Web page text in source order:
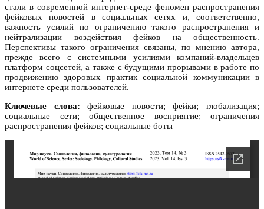
стали в современной интернет-среде феномен распространения
фейковых новостей в социальных сетях и, соответственно,
важность усилий по ограничению такого распространения и
нейтрализации воздействия фейков на общественность.
Перспективы такого ограничения связаны, по мнению автора,
прежде всего с системными усилиями компаний-владельцев
платформ соцсетей, а также с будущими прорывами в работе по
продвижению здоровых практик социальной коммуникации в
интернете среди пользователей.
Ключевые слова: фейковые новости; фейки; глобализация;
социальные сети; общественное восприятие; ограничения
распространения фейков; социальные боты